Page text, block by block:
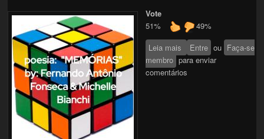
Vote
51%
49%
Leia mais sobre MEMÓRIAS
Entre ou Faça-se
membro para enviar
comentários